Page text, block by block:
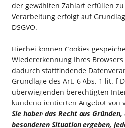
der gewählten Zahlart erfüllen zu
Verarbeitung erfolgt auf
DSGVO.
Hierbei können Cookies
Wiedererkennung Ihres
dadurch stattfindende
Grundlage des Art. 6 Abs. 1 lit. f
überwiegenden berechtigten
kundenorientierten Angebot von
Sie haben das Recht aus
besonderen Situation ergeben,